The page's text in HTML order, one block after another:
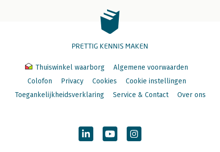
PRETTIG KENNIS MAKEN
Thuiswinkel waarborg
Algemene voorwaarden
Colofon
Privacy Cookies
Cookie instellingen
Toegankelijkheidsverklaring
Service & Contact Over ons